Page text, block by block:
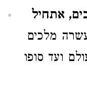
אתחיל
מלכים
ועד סופו